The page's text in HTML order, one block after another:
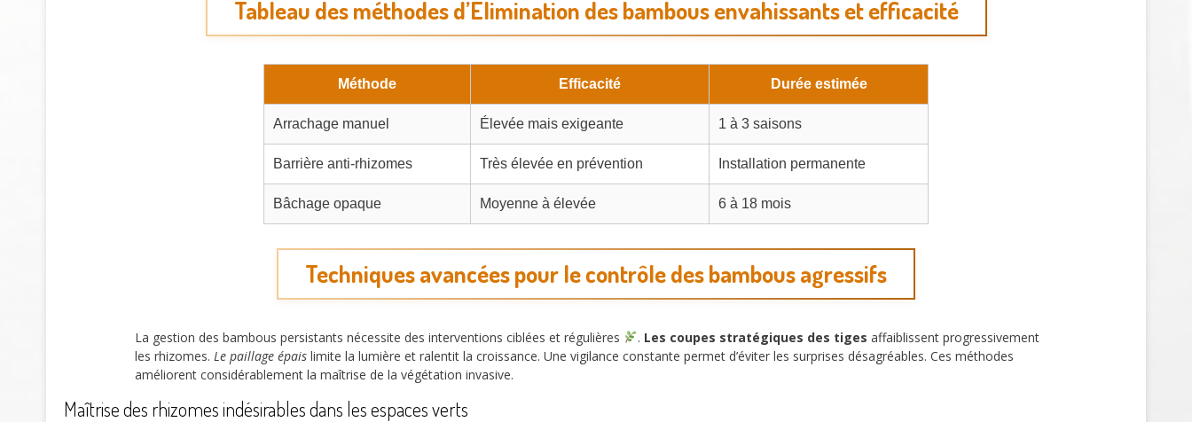
Tableau des méthodes d’Elimination des bambous envahissants et efficacité
Méthode Efficacité Durée estimée
Arrachage manuel Élevée mais exigeante 1 à 3 saisons
Barrière anti-rhizomes Très élevée en prévention Installation permanente
Bâchage opaque Moyenne à élevée 6 à 18 mois
Techniques avancées pour le contrôle des bambous agressifs
La gestion des bambous persistants nécessite des interventions ciblées et régulières . Les coupes stratégiques des tiges affaiblissent progressivement
les rhizomes. Le paillage épais limite la lumière et ralentit la croissance. Une vigilance constante permet d’éviter les surprises désagréables. Ces méthodes
améliorent considérablement la maîtrise de la végétation invasive.
Maîtrise des rhizomes indésirables dans les espaces verts